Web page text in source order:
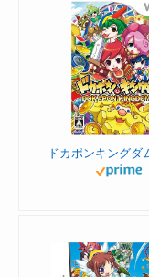
ドカポンキングダ